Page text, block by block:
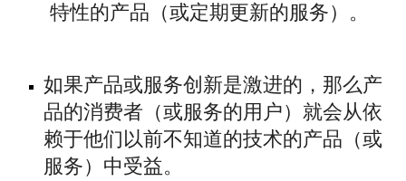
特性的产品（或定期更新的服务）。
如果产品或服务创新是激进的，那么产
品的消费者（或服务的用户）就会从依
赖于他们以前不知道的技术的产品（或
服务）中受益。